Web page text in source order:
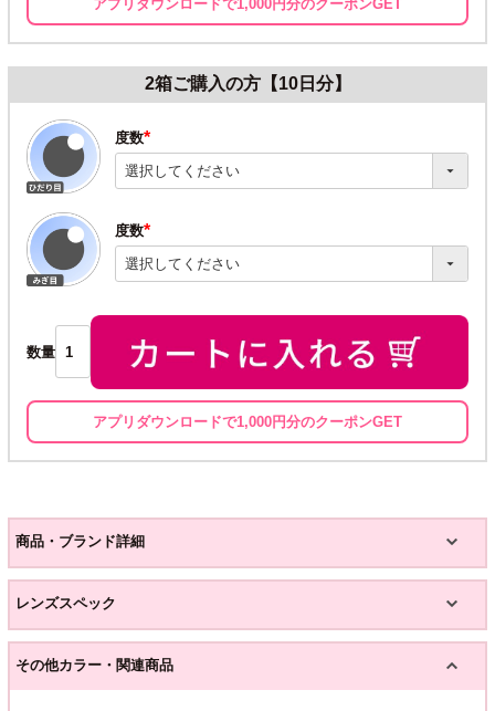
アプリダウンロードで1,000円分のクーポンGET
2箱ご購入の方【10日分】
度数
(必
須)
度数
(必
須)
数量
アプリダウンロードで1,000円分のクーポンGET
商品・ブランド詳細
レンズスペック
その他カラー・関連商品